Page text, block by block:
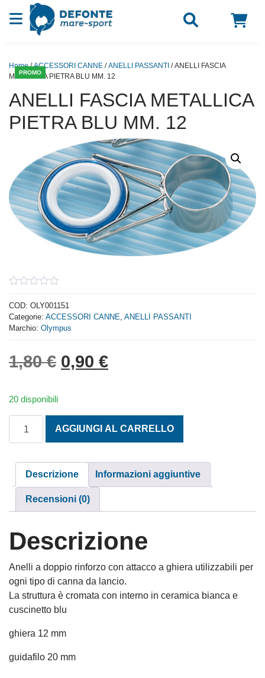
Vai al contenuto
PROMO
Home/ACCESSORI CANNE /ANELLI PASSANTI / ANELLI FASCIA
METALLICA PIETRA BLU MM. 12
ANELLI FASCIA METALLICA
PIETRA BLU MM. 12
out
of
5
COD: OLY001151
Categorie: ACCESSORI CANNE, ANELLI PASSANTI
Marchio: Olympus
1,80€ Il prezzo originale era:
0,90 €Il prezzo attuale è:
20 disponibili
AGGIUNGI AL CARRELLO
Descrizione Informazioni aggiuntive
Recensioni (0)
Descrizione
Anelli a doppio rinforzo con attacco a ghiera utilizzabili per
ogni tipo di canna da lancio.
La struttura è cromata con interno in ceramica bianca e
cuscinetto blu
ghiera 12 mm
guidafilo 20 mm